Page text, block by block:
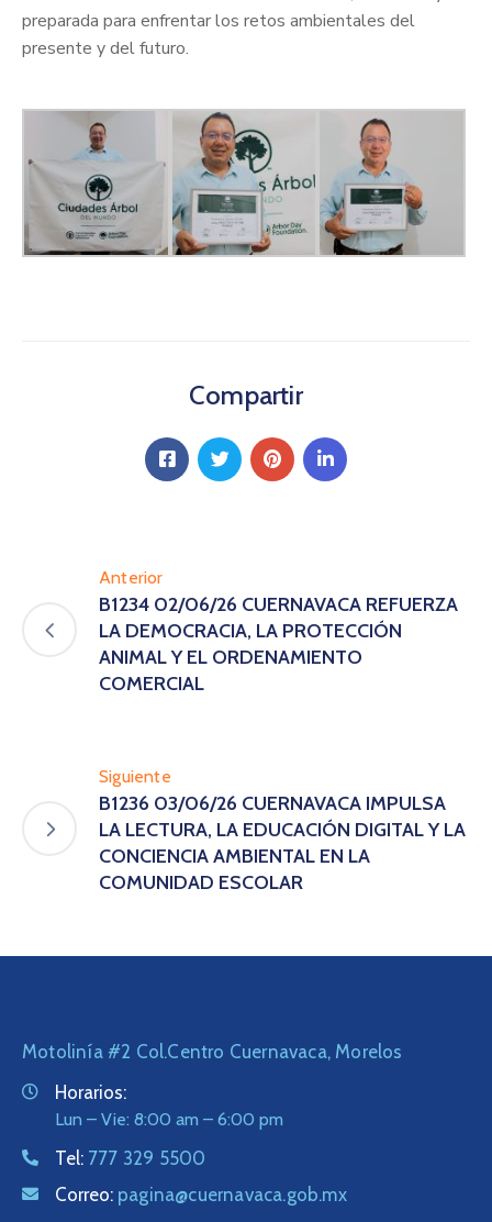
preparada para enfrentar los retos ambientales del
presente y del futuro.
Compartir
Anterior
B1234 02/06/26 CUERNAVACA REFUERZA
LA DEMOCRACIA, LA PROTECCIÓN
ANIMAL Y EL ORDENAMIENTO
COMERCIAL
Siguiente
B1236 03/06/26 CUERNAVACA IMPULSA
LA LECTURA, LA EDUCACIÓN DIGITAL Y LA
CONCIENCIA AMBIENTAL EN LA
COMUNIDAD ESCOLAR
Motolinía #2 Col.Centro Cuernavaca, Morelos
Horarios:
Lun – Vie: 8:00 am – 6:00 pm
Tel: 777 329 5500
Correo: pagina@cuernavaca.gob.mx